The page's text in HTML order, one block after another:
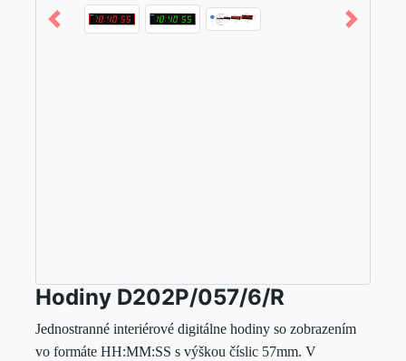
Hodiny D202P/057/6/R
Jednostranné interiérové digitálne hodiny so zobrazením
vo formáte HH:MM:SS s výškou číslic 57mm. V